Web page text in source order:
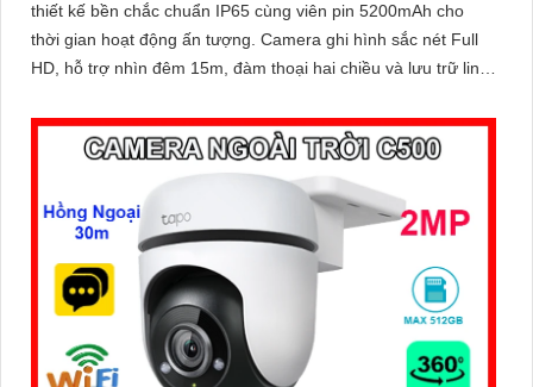
thiết kế bền chắc chuẩn IP65 cùng viên pin 5200mAh cho
thời gian hoạt động ấn tượng. Camera ghi hình sắc nét Full
HD, hỗ trợ nhìn đêm 15m, đàm thoại hai chiều và lưu trữ linh